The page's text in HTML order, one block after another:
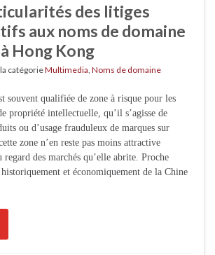
des litiges
aux noms de domaine
Hong Kong
catégorieMultimedia Noms de domaine
souvent qualifiée de zone à risque pour les
propriété intellectuelle, qu’il s’agisse de
ou d’usage frauduleux de marques sur
zone n’en reste pas moins attractive
regard des marchés qu’elle abrite. Proche
et économiquement de la Chine